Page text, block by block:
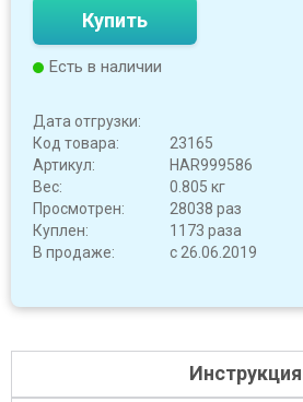
Купить
Есть в наличии
Дата отгрузки:
Код товара:
23165
Артикул:
HAR999586
Вес:
0.805 кг
Просмотрен:
28038 раз
Куплен:
1173 раза
В продаже:
с 26.06.2019
Инструкция